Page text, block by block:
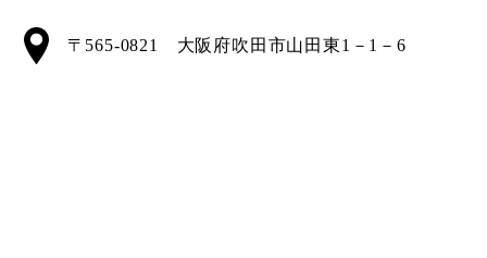
〒565-0821 大阪府吹田市山田東1－1－6